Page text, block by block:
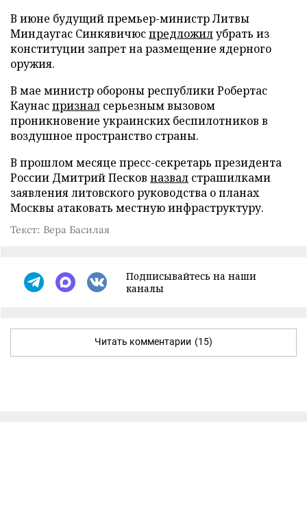
В июне будущий премьер-министр Литвы
Миндаугас Синкявичюспредложилубрать из
конституции запрет на размещение ядерного
оружия.
В мае министр обороны республики Робертас
Каунаспризнал серьезным вызовом
проникновение украинских беспилотников в
воздушное пространство страны.
В прошлом месяце пресс-секретарь президента
России Дмитрий Песков назвал страшилками
заявления литовского руководства о планах
Москвы атаковать местную инфраструктуру.
Текст: Вера Басилая
Подписывайтесь на наши
каналы
Читать комментарии (15)